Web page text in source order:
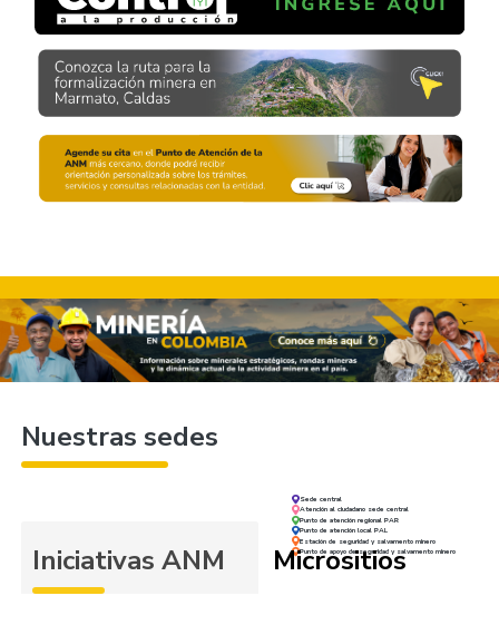
Nuestras sedes
Sede central
Atención al ciudadano sede central
Punto de atención regional PAR
Punto de atención local PAL
Estación de seguridad y salvamento minero
Punto de apoyo de seguridad y salvamento minero
Iniciativas ANM Micrositios